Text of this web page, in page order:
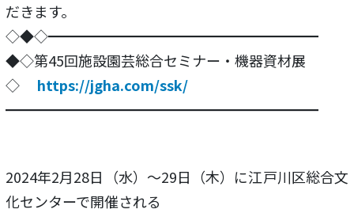
だきます。
◇◆◇━━━━━━━━━━━━━━━━━━━
◆◇第45回施設園芸総合セミナー・機器資材展
◇ https://jgha.com/ssk/
━━━━━━━━━━━━━━━━━━━━━━
2024年2月28日（水）～29日（木）に江戸川区総合文
化センターで開催される